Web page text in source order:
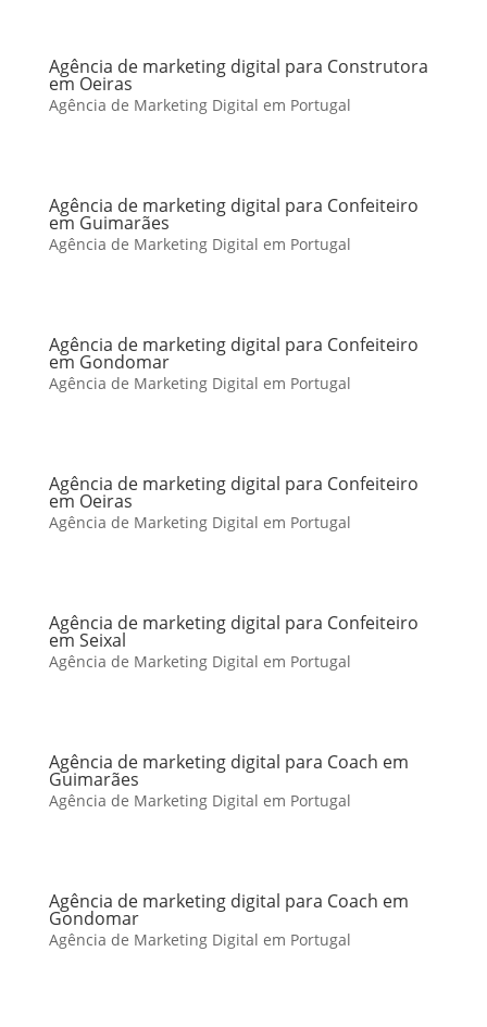
Agência de marketing digital para Construtora
em Oeiras
Agência de Marketing Digital em Portugal
Agência de marketing digital para Confeiteiro
em Guimarães
Agência de Marketing Digital em Portugal
Agência de marketing digital para Confeiteiro
em Gondomar
Agência de Marketing Digital em Portugal
Agência de marketing digital para Confeiteiro
em Oeiras
Agência de Marketing Digital em Portugal
Agência de marketing digital para Confeiteiro
em Seixal
Agência de Marketing Digital em Portugal
Agência de marketing digital para Coach em
Guimarães
Agência de Marketing Digital em Portugal
Agência de marketing digital para Coach em
Gondomar
Agência de Marketing Digital em Portugal